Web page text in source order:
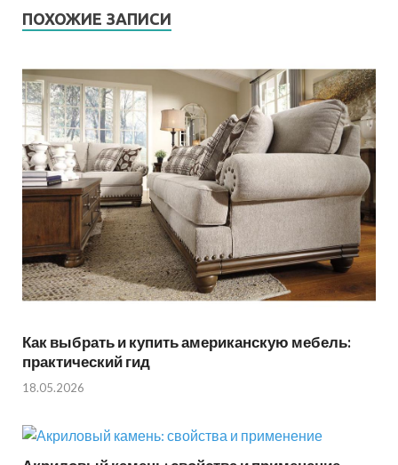
ПОХОЖИЕ ЗАПИСИ
Как выбрать и купить американскую мебель:
практический гид
18.05.2026